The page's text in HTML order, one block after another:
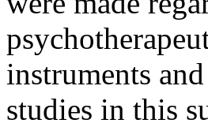
instruments
studies in this